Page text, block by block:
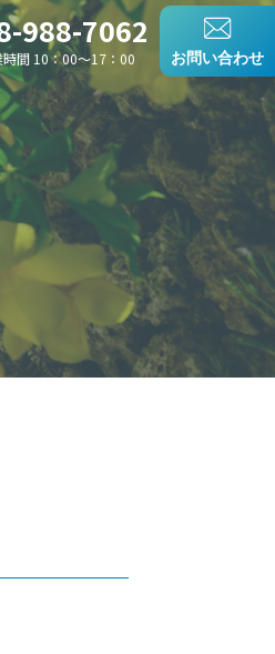
988-7062
時間 10：00〜17：00 お問い合わせ